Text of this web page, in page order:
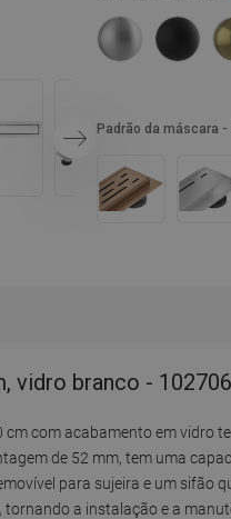
Padrão da máscara -
vidro branco -
com acabamento em vidro
de 52 mm, tem uma
para sujeira e um sifão
a instalação e a